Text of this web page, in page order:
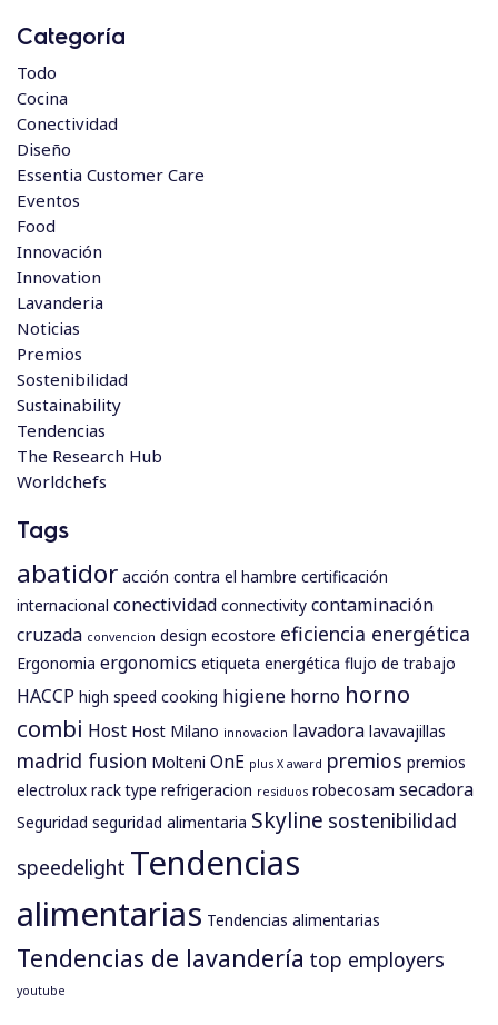
Categoría
Todo
Cocina
Conectividad
Diseño
Essentia Customer Care
Eventos
Food
Innovación
Innovation
Lavanderia
Noticias
Premios
Sostenibilidad
Sustainability
Tendencias
The Research Hub
Worldchefs
Tags
abatidor acción contra el hambre certificación
internacional conectividad connectivity contaminación
cruzada convencion design ecostore eficiencia energética
Ergonomia ergonomics etiqueta energética flujo de trabajo
HACCP high speed cooking higiene horno horno
combi Host Host Milano innovacion lavadora lavavajillas
madrid fusion Molteni OnE plus X award premios premios
electrolux rack type refrigeracion residuos robecosam secadora
Seguridad seguridad alimentaria Skyline sostenibilidad
speedelight Tendencias
alimentarias Tendencias alimentarias
Tendencias de lavandería top employers
youtube